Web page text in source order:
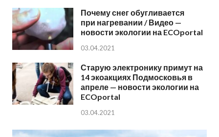
Почему снег обугливается
при нагревании / Видео —
новости экологии на ECOportal
03.04.2021
Старую электронику примут на
14 экоакциях Подмосковья в
апреле — новости экологии на
ECOportal
03.04.2021